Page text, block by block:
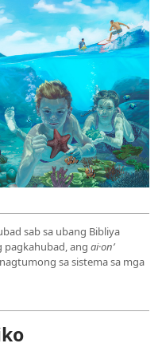
sab sa ubang Bibliya
pagkahubad, ang ai·onʹ
sa sistema sa mga